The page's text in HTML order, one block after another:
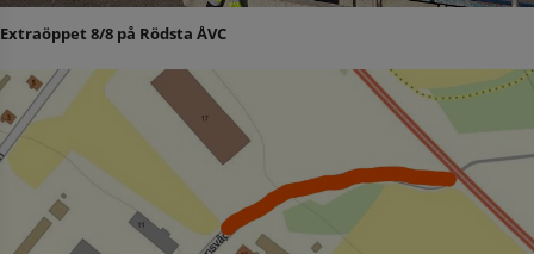
Extraöppet 8/8 på Rödsta ÅVC